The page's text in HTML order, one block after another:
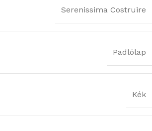
Serenissima Costruire
Padlólap
Kék